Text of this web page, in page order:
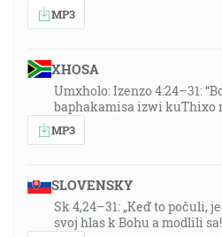
MP3
XHOSA
Umxholo: Izenzo 4:24–31:
baphakamisa izwi kuThixo
MP3
SLOVENSKY
Sk 4,24–31: „Keď to počuli,
svoj hlas k Bohu a modlili